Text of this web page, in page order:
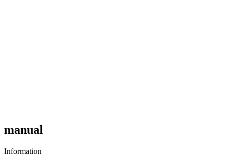
manual
Information